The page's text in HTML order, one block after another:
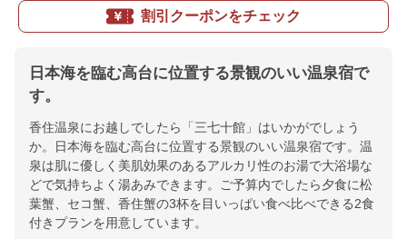
割引クーポンをチェック
日本海を臨む高台に位置する景観のいい温泉宿で
す。
香住温泉にお越しでしたら「三七十館」はいかがでしょう
か。日本海を臨む高台に位置する景観のいい温泉宿です。温
泉は肌に優しく美肌効果のあるアルカリ性のお湯で大浴場な
どで気持ちよく湯あみできます。ご予算内でしたら夕食に松
葉蟹、セコ蟹、香住蟹の3杯を目いっぱい食べ比べできる2食
付きプランを用意しています。